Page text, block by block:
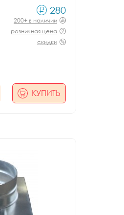
280
200+ в наличии
розничная цена
скидки
КУПИТЬ